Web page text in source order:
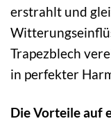
erstrahlt und
Trapezblech
in perfekter
Die Vorteile auf